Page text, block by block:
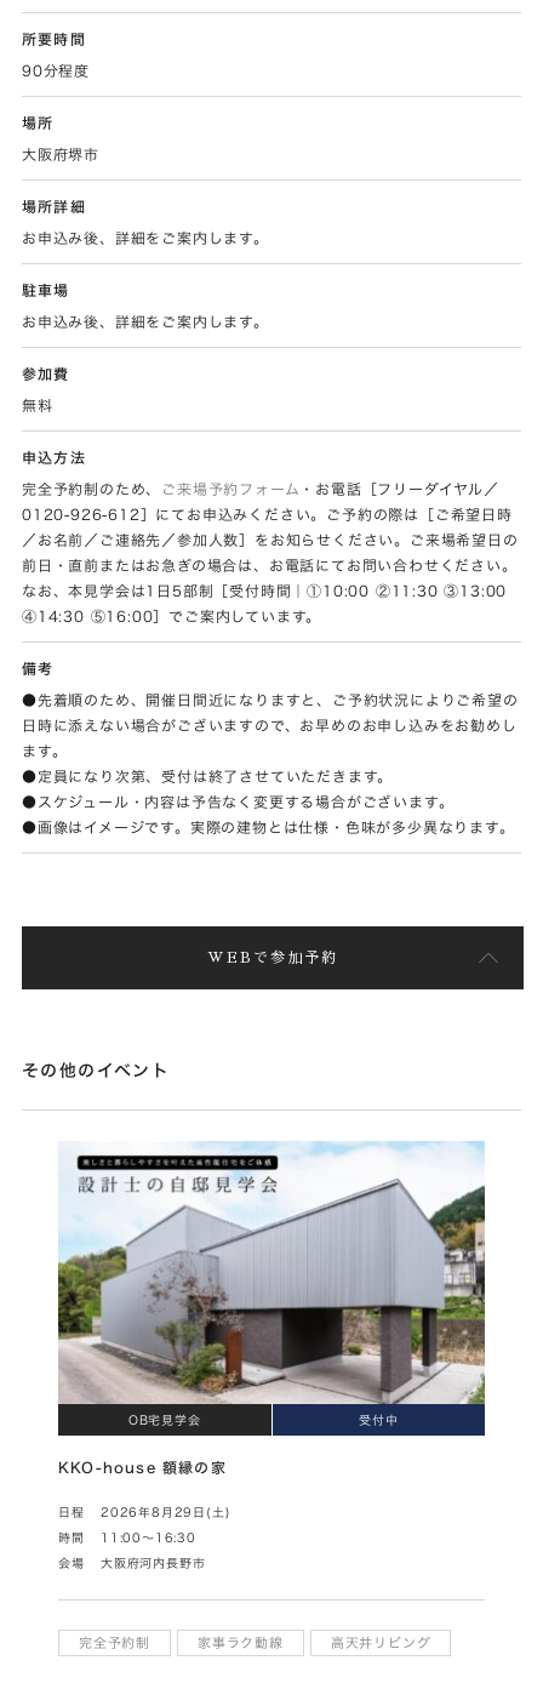
所要時間
90分程度
場所
大阪府堺市
場所詳細
お申込み後、詳細をご案内します。
駐車場
お申込み後、詳細をご案内します。
参加費
無料
申込方法
完全予約制のため、 ご来場予約フォーム ・お電話［フリーダイヤル／
0120-926-612］にてお申込みください。ご予約の際は［ご希望日時
／お名前／ご連絡先／参加人数］をお知らせください。ご来場希望日の
前日・直前またはお急ぎの場合は、お電話にてお問い合わせください。
なお、本見学会は1日5部制［受付時間｜①10:00 ②11:30 ③13:00
④14:30 ⑤16:00］でご案内しています。
備考
●先着順のため、開催日間近になりますと、ご予約状況によりご希望の
日時に添えない場合がございますので、お早めのお申し込みをお勧めし
ます。
●定員になり次第、受付は終了させていただきます。
●スケジュール・内容は予告なく変更する場合がございます。
●画像はイメージです。実際の建物とは仕様・色味が多少異なります。
WEBで参加予約
その他のイベント
OB宅見学会 受付中
KKO-house 額縁の家
日程 2026年8月29日(土)
時間 11:00～16:30
会場 大阪府河内長野市
完全予約制 家事ラク動線 高天井リビング